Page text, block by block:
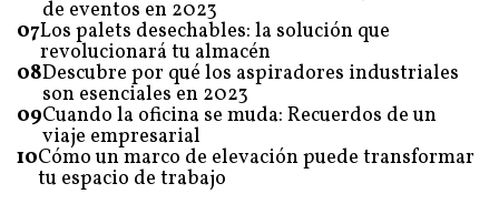
de eventos en 2023
07Los palets desechables: la solución que
revolucionará tu almacén
08Descubre por qué los aspiradores industriales
son esenciales en 2023
09Cuando la oficina se muda: Recuerdos de un
viaje empresarial
10Cómo un marco de elevación puede transformar
tu espacio de trabajo